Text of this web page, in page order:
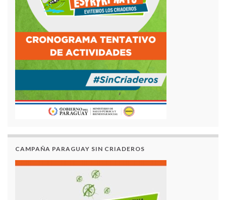
CAMPAÑA PARAGUAY SIN CRIADEROS